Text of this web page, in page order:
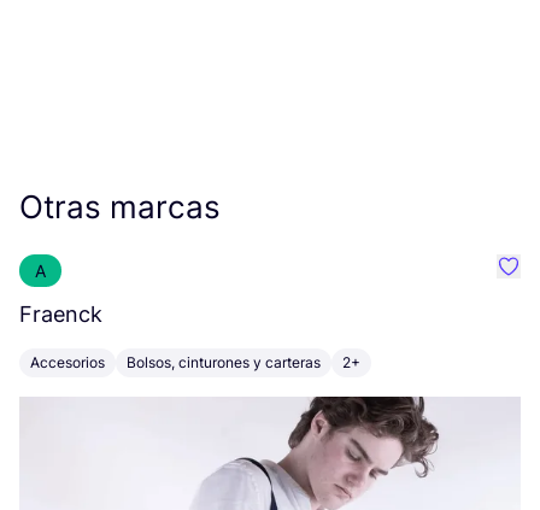
Otras marcas
A
Fraenck
Accesorios Bolsos, cinturones y carteras 2+